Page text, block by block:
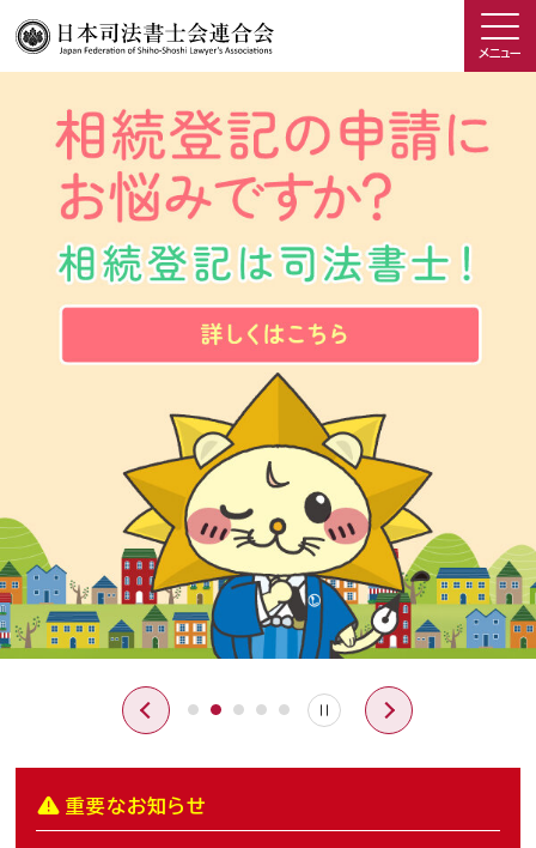
司法書士を知る
日司連について
私たちの取り組み
こんなときは司法書士
司法書士に相談したい人へ
司法書士を目指す人へ
学生の皆さんへ
司法書士法違反
メニュー
重要なお知らせ